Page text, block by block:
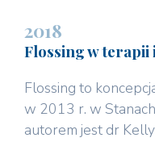
2018
Flossing w
Flossing to
w 2013 r. w
autorem jest dr